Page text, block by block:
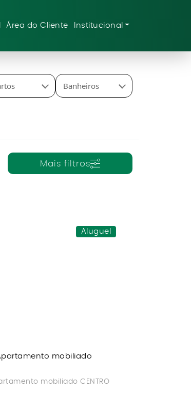
Área do Cliente Institucional
Banheiros
Mais filtros
Aluguel
mobiliado
mobiliado CENTRO